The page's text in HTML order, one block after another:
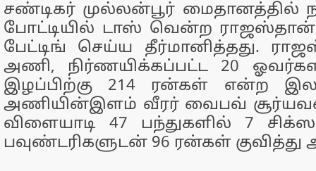
சண்டிகர் முல்லன்பூர் மைதானத்தில்
போட்டியில் டாஸ் வென்ற
பேட்டிங் செய்ய தீர்மானித்தது.
அணி, நிர்ணயிக்கப்பட்ட 20
இழப்பிற்கு 214 ரன்கள் என்ற
அணியின்இளம் வீரர் வைபவ்
விளையாடி 47 பந்துகளில் 7
பவுண்டரிகளுடன் 96 ரன்கள் குவித்து